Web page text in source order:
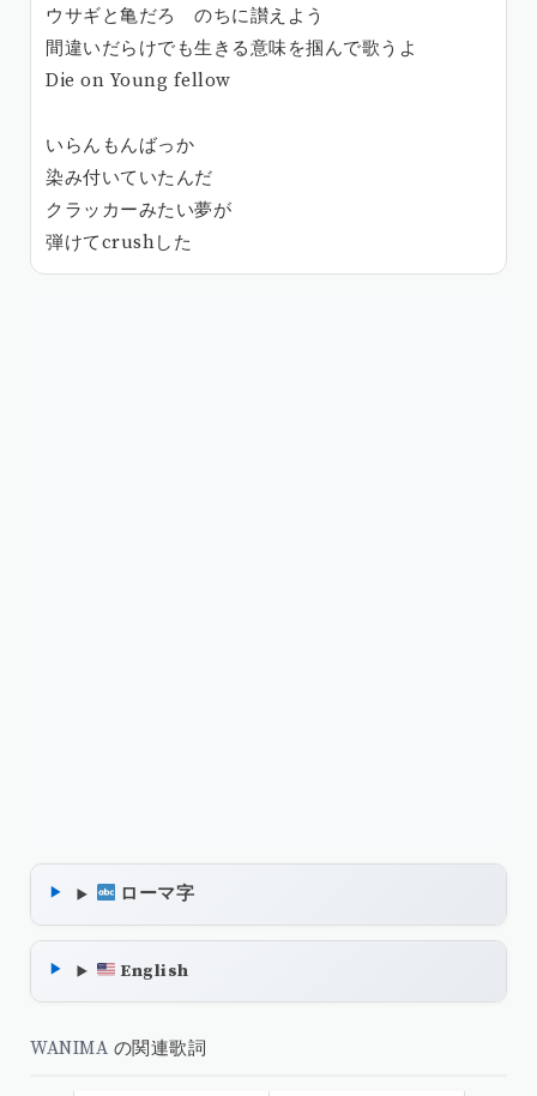
ウサギと亀だろ のちに讃えよう
間違いだらけでも生きる意味を掴んで歌うよ
Die on Young fellow
いらんもんばっか
染み付いていたんだ
クラッカーみたい夢が
弾けてcrushした
ローマ字
English
WANIMA の関連歌詞